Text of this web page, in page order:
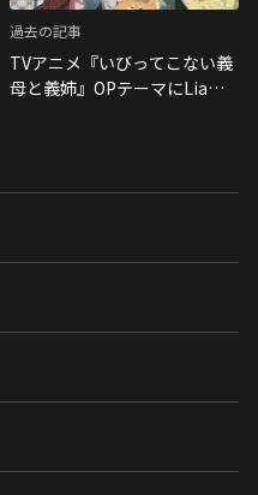
過去の記事
TVアニメ『いびってこない義
母と義姉』OPテーマにLiaが